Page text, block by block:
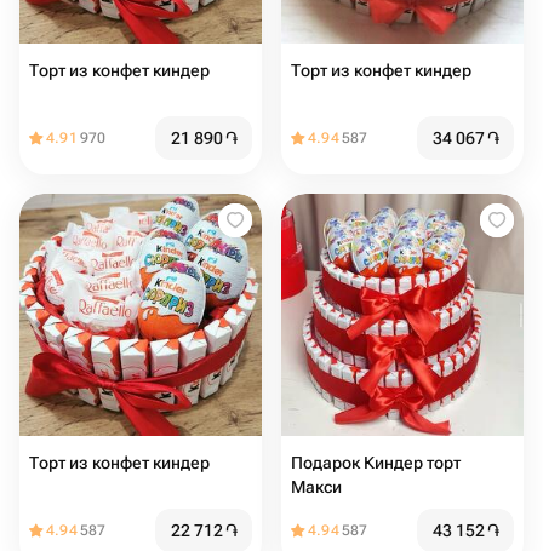
Торт из конфет киндер
4.91 970 21 890֏
Торт из конфет киндер
4.94587 34 067֏
Торт из конфет киндер
4.94587 22 712֏
Подарок Киндер торт
Макси
4.94587 43 152֏